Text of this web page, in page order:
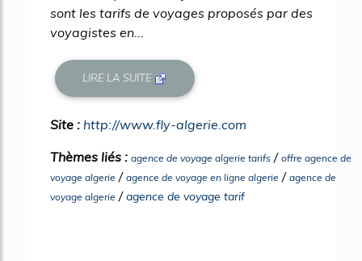
sont les tarifs de voyages proposés par des
voyagistes en...
LIRE LA SUITE
Site : http://www.fly-algerie.com
Thèmes liés : agence de voyage algerie tarifs / offre agence de
voyage algerie / agence de voyage en ligne algerie / agence de
voyage algerie /agence de voyage tarif